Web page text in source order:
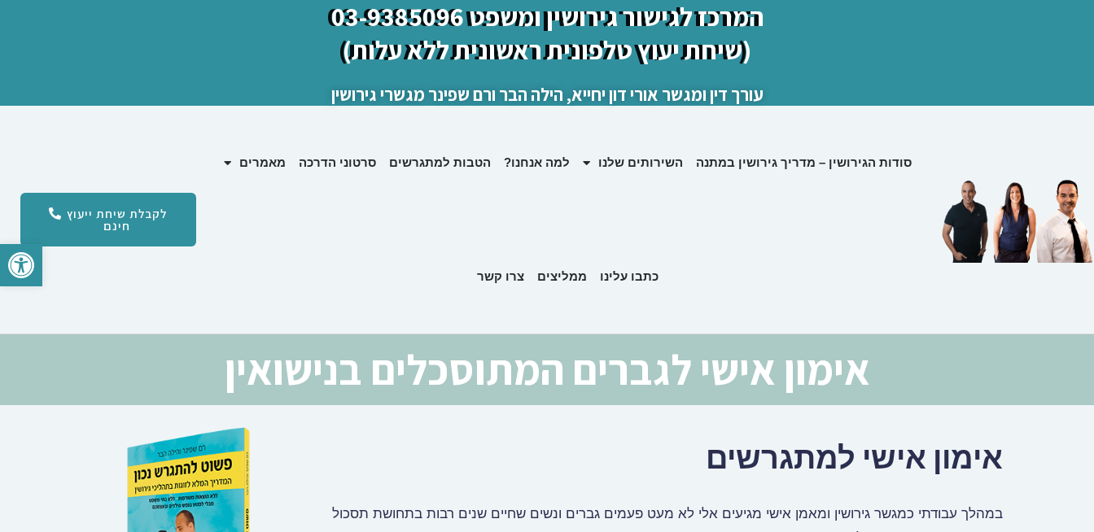
פתח
המרכז לגישור גירושין ומשפט 03-9385096
(שיחת יעוץ טלפונית ראשונית ללא עלות)
עורך דין ומגשר אורי דון יחייא, הילה הבר ורם שפינר מגשרי גירושין
סודות הגירושין – מדריך גירושין במתנה השירותים שלנו למה אנחנו? הטבות למתגרשים סרטוני הדרכה מאמרים
כתבו עלינו ממליצים צרו קשר
לקבלת שיחת ייעוץ
חינם
אימון אישי לגברים המתוסכלים בנישואין
אימון אישי למתגרשים
במהלך עבודתי כמגשר גירושין ומאמן אישי מגיעים אלי לא מעט פעמים גברים ונשים שחיים שנים רבות בתחושת תסכול